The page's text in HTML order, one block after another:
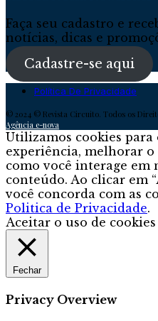
Faça seu cadastro e
notícias, dicas e
Cadastre-se aqui
Política De Privacidade
© 2024 © Revista Circuito. Todos os
Agência e-nova
Utilizamos cookies
experiência, melhorar
como você interage em
conteúdo. Ao clicar em
você concorda com as
Politica de Privacidade.
Aceitar o uso de cookies
Fechar
Privacy Overview